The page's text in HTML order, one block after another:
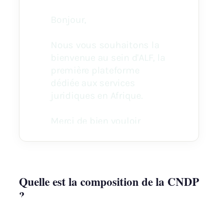
Quelle est la composition de la CNDP